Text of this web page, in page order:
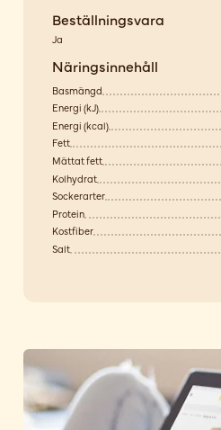
Beställningsvara
Ja
Näringsinnehåll
Basmängd
Energi (kJ)
Energi (kcal)
Fett
Mättat fett
Kolhydrat
Sockerarter
Protein
Kostfiber
Salt